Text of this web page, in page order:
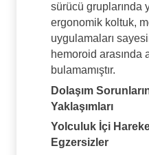
sürücü gruplarında
ergonomik koltuk,
uygulamaları
hemoroid arasında
bulamamıştır.
Dolaşım
Yaklaşımları
Yolculuk İçi
Egzersizler